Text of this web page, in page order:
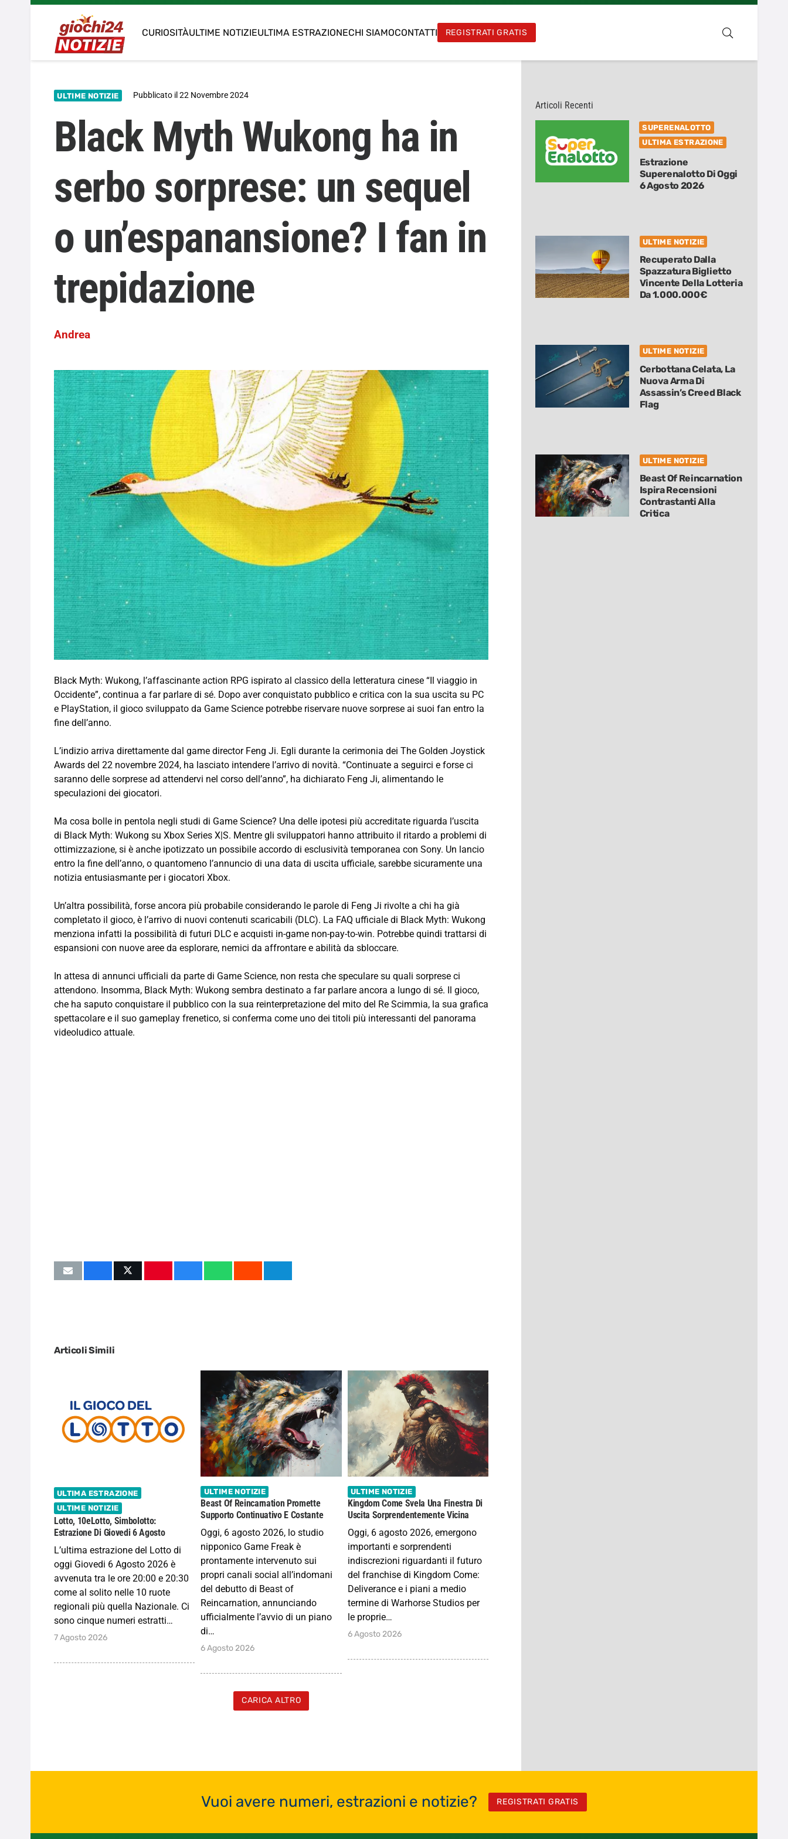
CURIOSITÀULTIME NOTIZIEULTIMA ESTRAZIONECHI SIAMOCONTATTI REGISTRATI GRATIS
ULTIME NOTIZIE Pubblicato il22 Novembre 2024
Black Myth Wukong ha in
serbo sorprese: un sequel
o un’espanansione? I fan in
trepidazione
Andrea
Black Myth: Wukong, l’affascinante action RPG ispirato al classico della letteratura cinese “Il viaggio in
Occidente”, continua a far parlare di sé. Dopo aver conquistato pubblico e critica con la sua uscita su PC
e PlayStation, il gioco sviluppato da Game Science potrebbe riservare nuove sorprese ai suoi fan entro la
fine dell’anno.
L’indizio arriva direttamente dal game director Feng Ji. Egli durante la cerimonia dei The Golden Joystick
Awards del 22 novembre 2024, ha lasciato intendere l’arrivo di novità. “Continuate a seguirci e forse ci
saranno delle sorprese ad attendervi nel corso dell’anno”, ha dichiarato Feng Ji, alimentando le
speculazioni dei giocatori.
Ma cosa bolle in pentola negli studi di Game Science? Una delle ipotesi più accreditate riguarda l’uscita
di Black Myth: Wukong su Xbox Series X|S. Mentre gli sviluppatori hanno attribuito il ritardo a problemi di
ottimizzazione, si è anche ipotizzato un possibile accordo di esclusività temporanea con Sony. Un lancio
entro la fine dell’anno, o quantomeno l’annuncio di una data di uscita ufficiale, sarebbe sicuramente una
notizia entusiasmante per i giocatori Xbox.
Un’altra possibilità, forse ancora più probabile considerando le parole di Feng Ji rivolte a chi ha già
completato il gioco, è l’arrivo di nuovi contenuti scaricabili (DLC). La FAQ ufficiale di Black Myth: Wukong
menziona infatti la possibilità di futuri DLC e acquisti in-game non-pay-to-win. Potrebbe quindi trattarsi di
espansioni con nuove aree da esplorare, nemici da affrontare e abilità da sbloccare.
In attesa di annunci ufficiali da parte di Game Science, non resta che speculare su quali sorprese ci
attendono. Insomma, Black Myth: Wukong sembra destinato a far parlare ancora a lungo di sé. Il gioco,
che ha saputo conquistare il pubblico con la sua reinterpretazione del mito del Re Scimmia, la sua grafica
spettacolare e il suo gameplay frenetico, si conferma come uno dei titoli più interessanti del panorama
videoludico attuale.
Articoli Simili
ULTIMA ESTRAZIONE
ULTIME NOTIZIE
Lotto, 10eLotto, Simbolotto:
Estrazione Di Giovedi 6 Agosto
L’ultima estrazione del Lotto di
oggi Giovedi 6 Agosto 2026 è
avvenuta tra le ore 20:00 e 20:30
come al solito nelle 10 ruote
regionali più quella Nazionale. Ci
sono cinque numeri estratti…
7 Agosto 2026
ULTIME NOTIZIE
Beast Of Reincarnation Promette
Supporto Continuativo E Costante
Oggi, 6 agosto 2026, lo studio
nipponico Game Freak è
prontamente intervenuto sui
propri canali social all’indomani
del debutto di Beast of
Reincarnation, annunciando
ufficialmente l’avvio di un piano
di…
6 Agosto 2026
ULTIME NOTIZIE
Kingdom Come Svela Una Finestra Di
Uscita Sorprendentemente Vicina
Oggi, 6 agosto 2026, emergono
importanti e sorprendenti
indiscrezioni riguardanti il futuro
del franchise di Kingdom Come:
Deliverance e i piani a medio
termine di Warhorse Studios per
le proprie…
6 Agosto 2026
CARICA ALTRO
Articoli Recenti
SUPERENALOTTO
ULTIMA ESTRAZIONE
Estrazione
Superenalotto Di Oggi
6 Agosto 2026
ULTIME NOTIZIE
Recuperato Dalla
Spazzatura Biglietto
Vincente Della Lotteria
Da 1.000.000€
ULTIME NOTIZIE
Cerbottana Celata, La
Nuova Arma Di
Assassin’s Creed Black
Flag
ULTIME NOTIZIE
Beast Of Reincarnation
Ispira Recensioni
Contrastanti Alla
Critica
Vuoi avere numeri, estrazioni e notizie? REGISTRATI GRATIS